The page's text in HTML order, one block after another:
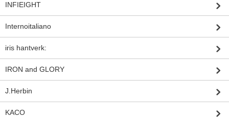
INFIEIGHT
Internoitaliano
iris hantverk:
IRON and GLORY
J.Herbin
KACO